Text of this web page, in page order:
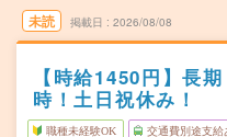
未読 掲載日 2026/08/08
【時給1450円】長
時！土日祝休み！
職種未経験OK 交通費別途支給